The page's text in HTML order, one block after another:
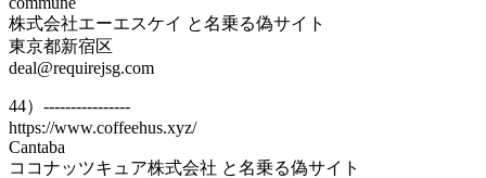
株式会社エーエスケイ と名乗る偽サイト
東京都新宿区
deal@requirejsg.com
44）----------------
https://www.coffeehus.xyz/
Cantaba
ココナッツキュア株式会社 と名乗る偽サイト